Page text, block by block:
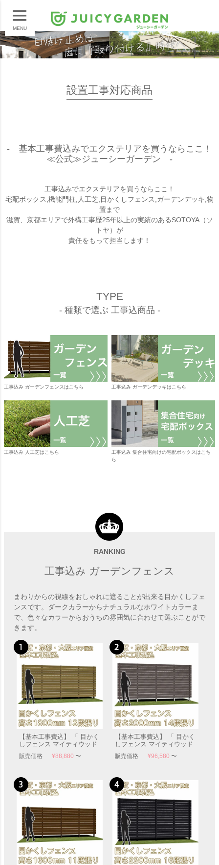
MENU
設置工事対応商品
- 基本工事費込みでエクステリアを買うならここ！
≪公式≫ジューシーガーデン -
工事込みでエクステリアを買うならここ！
宅配ボックス,機能門柱,人工芝,目かくしフェンス,ガーデンデッキ,物
置まで
滋賀、京都エリアで外構工事歴25年以上の実績のあるSOTOYA（ソ
トヤ）が
責任をもって担当します！
TYPE
- 種類で選ぶ 工事込商品 -
工事込み ガーデンフェンスはこちら 工事込み ガーデンデッキはこちら
工事込み 人工芝はこちら
工事込み 集合住宅向けの宅配ボックスはこち
ら
RANKING
工事込み ガーデンフェンス
まわりからの視線をおしゃれに遮ることが出来る目かくしフェ
ンスです。ダークカラーからナチュラルなホワイトカラーま
で、色々なカラーからおうちの雰囲気に合わせて選ぶことがで
きます。
【基本工事費込】 「 目かく
しフェンス マイティウッド
デコ2 高さ1800mm 板幅
120mm 13段張り 」 【滋
販売価格¥88,880 〜
【基本工事費込】 「 目かく
しフェンス マイティウッド
デコ2 高さ2000mm 板幅
120mm 14段張り 」 【滋
販売価格¥96,580 〜